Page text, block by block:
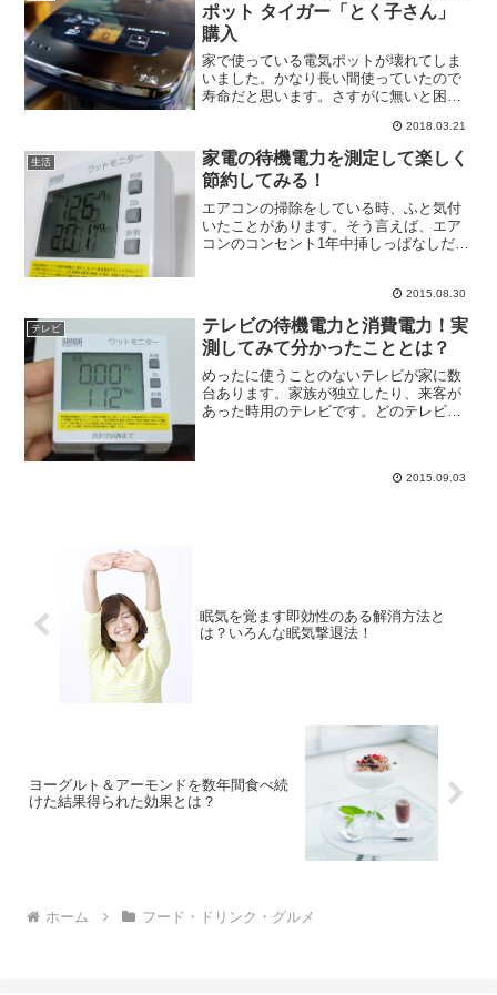
ポット タイガー「とく子さん」
購入
家で使っている電気ポットが壊れてしま
いました。かなり長い間使っていたので
寿命だと思います。さすがに無いと困る
ルも考えたのですが、使う頻度や量を考
えると電気ポットのほうがいいというこ
とになりました。条件は1...
2018.03.21
生活
家電の待機電力を測定して楽しく
節約してみる！
エアコンの掃除をしている時、ふと気付
いたことがあります。そう言えば、エア
コンのコンセント1年中挿しっぱなしだな
んじゃないだろうか？気付くのが遅すぎ
ですよね。うちにはエア...
2015.08.30
テレビ
テレビの待機電力と消費電力！実
測してみて分かったこととは？
めったに使うことのないテレビが家に数
台あります。家族が独立したり、来客が
あった時用のテレビです。どのテレビも
2015.09.03
眠気を覚ます即効性のある解消方法と
は？いろんな眠気撃退法！
ヨーグルト＆アーモンドを数年間食べ続
けた結果得られた効果とは？
ホーム フード・ドリンク・グルメ